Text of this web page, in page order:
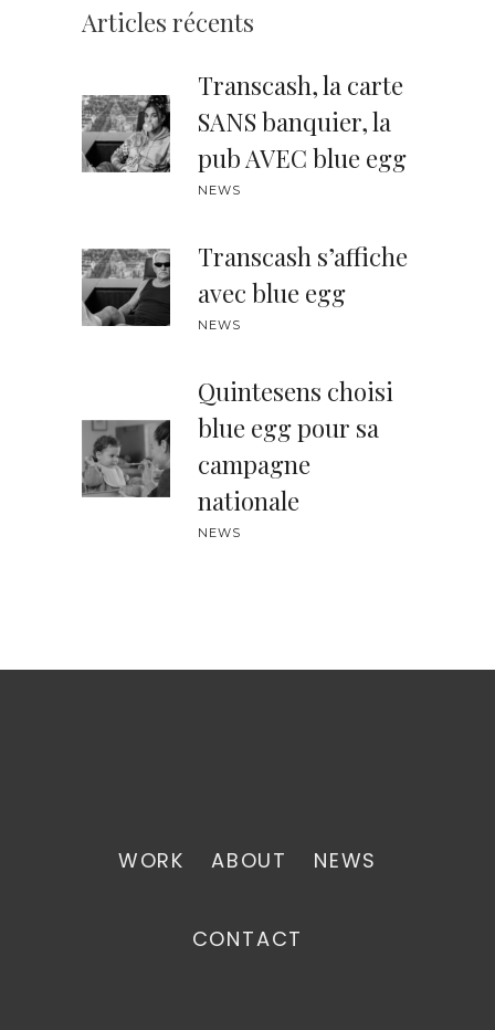
Articles récents
Transcash, la carte
SANS banquier, la
pub AVEC blue egg
NEWS
Transcash s’affiche
avec blue egg
NEWS
Quintesens choisi
blue egg pour sa
campagne
nationale
NEWS
WORK ABOUT NEWS
CONTACT